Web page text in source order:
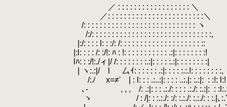
／ : : : : : : : : : : : : : : : : : : ＼
／: : : : : : : : : : : : : : : : : : : : : : : :＼
/: : : : : : : : : : : : : : : : : : : : : : : : : : : : ヽ
/:/: : : : : : : : : : : : : : : : : : : : : : : : : : : : : :,
|:/: : : : l: : :/: /: : : : : : : : : : : : : : : : : : : : ::
|:l: : : : /: :/!: ﾊ : !: : : : : : : : : : : .:|: : : : : : : :!
lﾊ: : :/!:./ィ|/ /: : : : : : : :.:|: : : : :.:|: : : : : : : :|
| ヽ:.:|/ l 厶ｲ: : : : : : .:|: : : : :.:.!: : : : : : : :,
/:ﾉ x=≠' | : l: : : .:..:|: : : : ..:.|: :.:|: : :!: l:!
､‐ , , , /: .:|: : : .:./: : : : .:./: :.:|: :
ヽ / : /|: : :.:./: :/: :.:./: :.:./: : :.|､:.',